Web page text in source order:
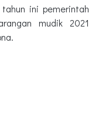
ini pemerintah
mudik 2021